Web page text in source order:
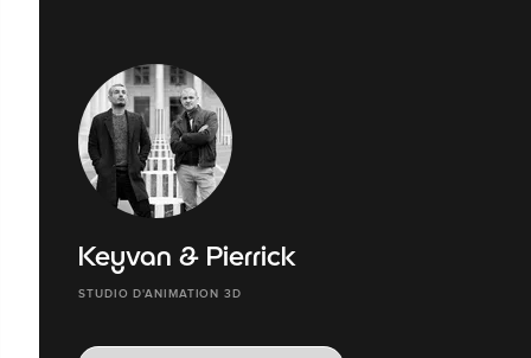
Keyvan & Pierrick
STUDIO D'ANIMATION 3D